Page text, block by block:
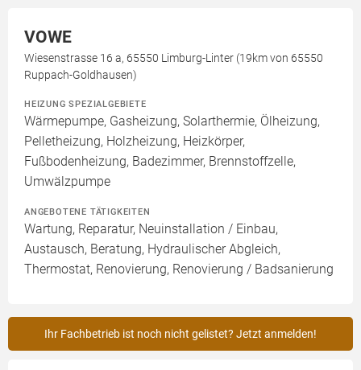
VOWE
Wiesenstrasse 16 a, 65550 Limburg-Linter (19km von 65550
Ruppach-Goldhausen)
HEIZUNG SPEZIALGEBIETE
Wärmepumpe, Gasheizung, Solarthermie, Ölheizung,
Pelletheizung, Holzheizung, Heizkörper,
Fußbodenheizung, Badezimmer, Brennstoffzelle,
Umwälzpumpe
ANGEBOTENE TÄTIGKEITEN
Wartung, Reparatur, Neuinstallation / Einbau,
Austausch, Beratung, Hydraulischer Abgleich,
Thermostat, Renovierung, Renovierung / Badsanierung
Ihr Fachbetrieb ist noch nicht gelistet? Jetzt anmelden!